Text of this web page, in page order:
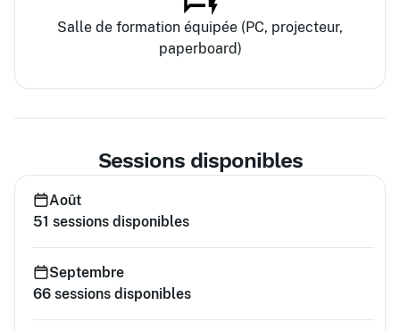
Salle de formation équipée (PC, projecteur,
paperboard)
Sessions disponibles
Août
51 sessions disponibles
Septembre
66 sessions disponibles